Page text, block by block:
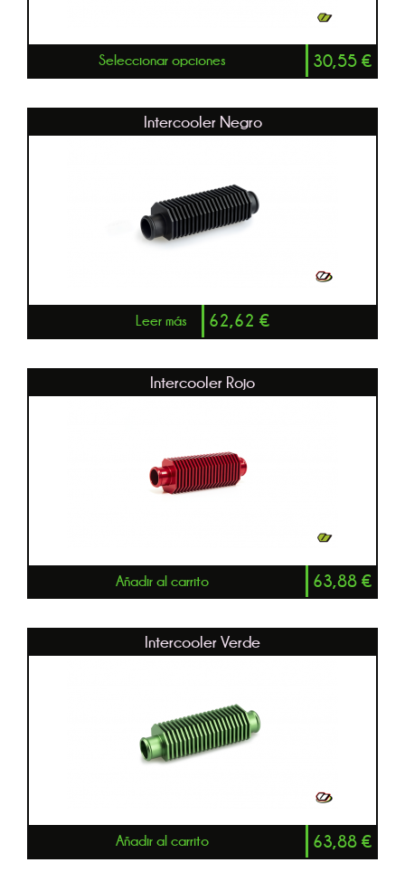
Seleccionar opciones 30,55 €
Intercooler Negro
Leer más 62,62 €
Intercooler Rojo
Añadir al carrito 63,88 €
Intercooler Verde
Añadir al carrito 63,88 €